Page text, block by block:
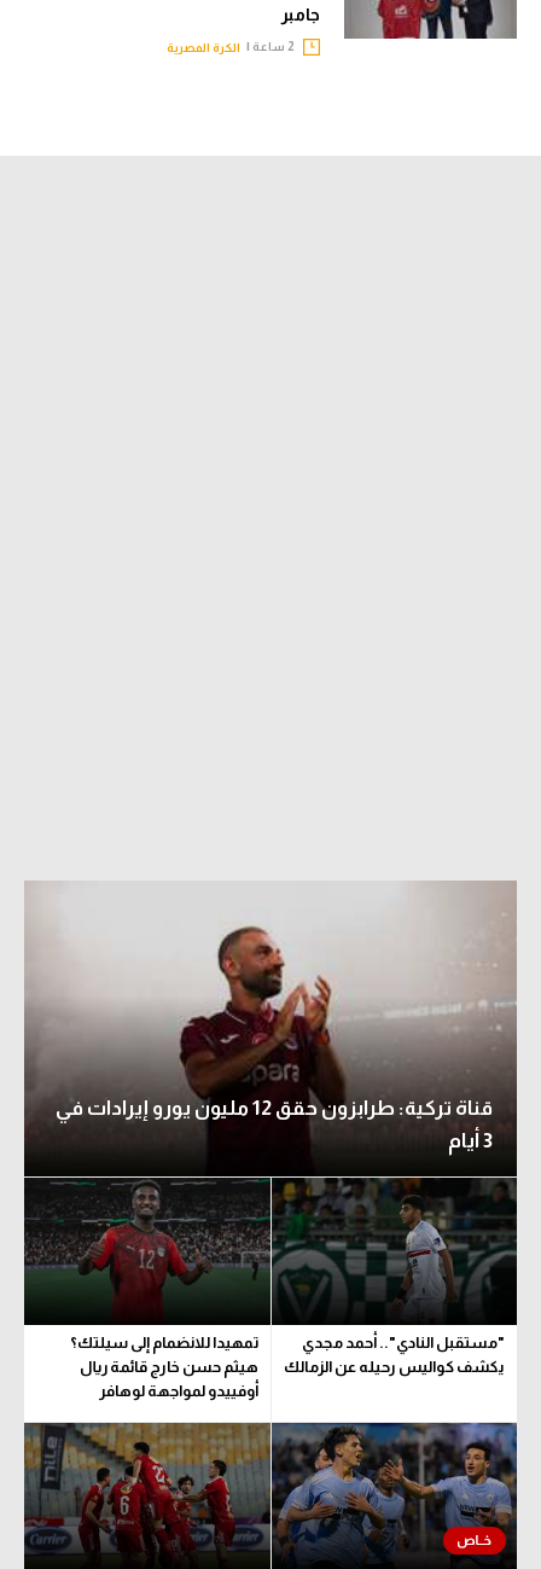
جامبر
الكرة المصرية
قناة تركية: طرابزون حقق 12 مليون يورو إيرادات في
3 أيام
"مستقبل النادي".. أحمد مجدي
يكشف كواليس رحيله عن الزمالك
تمهيدا للانضمام إلى سيلتك؟
هيثم حسن خارج قائمة ريال
أوفييدو لمواجهة لوهافر